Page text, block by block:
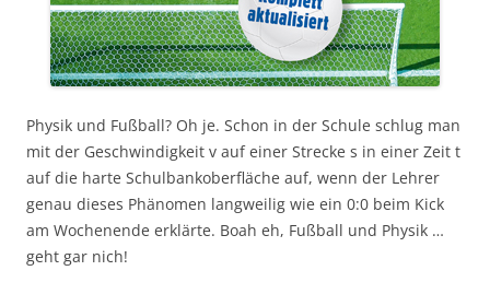
Physik und Fußball? Oh je. Schon in der Schule schlug man
mit der Geschwindigkeit v auf einer Strecke s in einer Zeit t
auf die harte Schulbankoberfläche auf, wenn der Lehrer
genau dieses Phänomen langweilig wie ein 0:0 beim Kick
am Wochenende erklärte. Boah eh, Fußball und Physik …
geht gar nich!